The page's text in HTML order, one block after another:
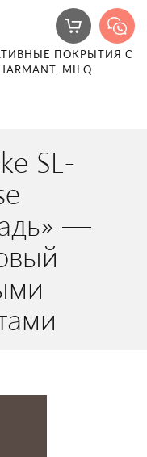
ПОКРЫТИЯ С
MILQ
SL-
—